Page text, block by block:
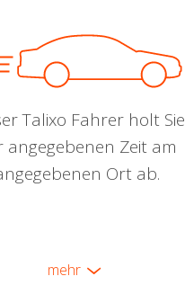
Talixo Fahrer holt Sie
angegebenen Zeit am
Ort ab.
mehr